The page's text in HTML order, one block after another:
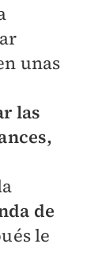
unas
las
de
le